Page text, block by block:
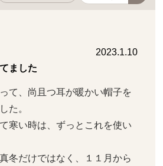
2023.1.10
ました
て、尚且つ耳が暖かい帽子を
た。
寒い時は、ずっとこれを使い
冬だけではなく、１１月から